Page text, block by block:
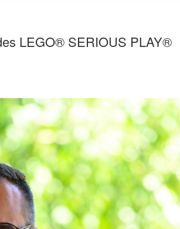
LEGO® SERIOUS PLAY®